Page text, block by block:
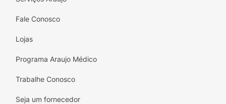
Fale Conosco
Lojas
Programa Araujo Médico
Trabalhe Conosco
Seja um fornecedor